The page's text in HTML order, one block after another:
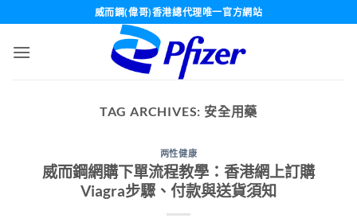
content
威而鋼(偉哥)香港總代理唯一官方網站
TAG ARCHIVES: 安全用藥
两性健康
威而鋼網購下單流程教學：香港網上訂購
Viagra步驟、付款與送貨須知